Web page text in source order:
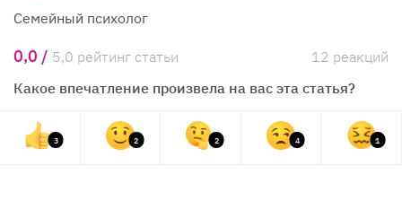
Семейный психолог
0,0 / 5,0 рейтинг статьи
12 реакций
Какое впечатление произвела на вас эта статья?
3 2 2 4 1